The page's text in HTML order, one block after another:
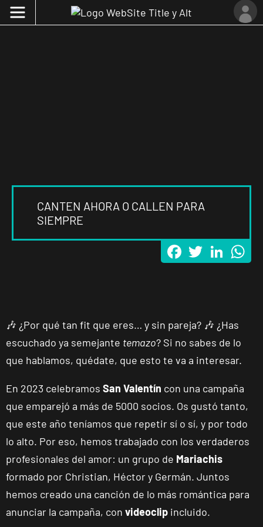
CANTEN AHORA O CALLEN PARA
SIEMPRE
FacebookTwitter
🎶 ¿Por qué tan fit que eres… y sin pareja? 🎶 ¿Has
escuchado ya semejante temazo? Si no sabes de lo
que hablamos, quédate, que esto te va a interesar.
En 2023 celebramos San Valentín con una campaña
que emparejó a más de 5000 socios. Os gustó tanto,
que este año teníamos que repetir sí o sí, y por todo
lo alto. Por eso, hemos trabajado con los verdaderos
profesionales del amor: un grupo de Mariachis
formado por Christian, Héctor y Germán. Juntos
hemos creado una canción de lo más romántica para
anunciar la campaña, con videoclip incluido.